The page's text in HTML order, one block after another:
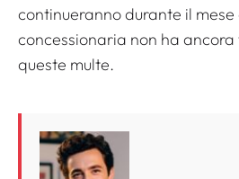
continueranno durante il
concessionaria non ha
queste multe.